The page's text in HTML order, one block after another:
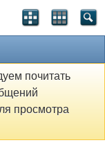
почитать
просмотра